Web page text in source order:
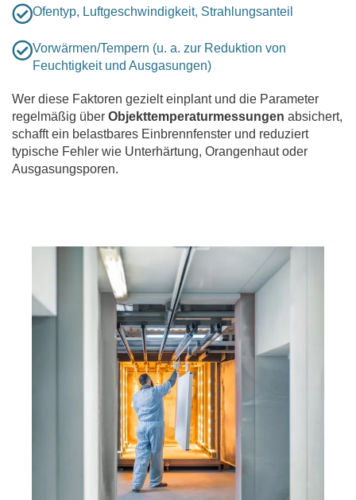
Ofentyp, Luftgeschwindigkeit, Strahlungsanteil
Vorwärmen/Tempern (u. a. zur Reduktion von
Feuchtigkeit und Ausgasungen)
Wer diese Faktoren gezielt einplant und die Parameter
regelmäßig über Objekttemperaturmessungen absichert,
schafft ein belastbares Einbrennfenster und reduziert
typische Fehler wie Unterhärtung, Orangenhaut oder
Ausgasungsporen.